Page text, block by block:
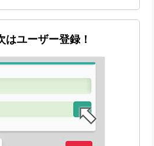
はユーザー登録！